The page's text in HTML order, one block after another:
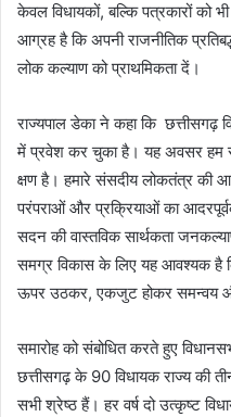
केवल विधायकों, बल्कि पत्रकारों को
आग्रह है कि अपनी राजनीतिक
लोक कल्याण को प्राथमिकता दें।
राज्यपाल डेका ने कहा कि छत्तीसगढ़
में प्रवेश कर चुका है। यह अवसर
क्षण है। हमारे संसदीय लोकतंत्र की
परंपराओं और प्रक्रियाओं का
सदन की वास्तविक सार्थकता
समग्र विकास के लिए यह आवश्यक है
ऊपर उठकर, एकजुट होकर समन्वय
समारोह को संबोधित करते हुए
छत्तीसगढ़ के 90 विधायक राज्य की
सभी श्रेष्ठ हैं। हर वर्ष दो उत्कृष्ट